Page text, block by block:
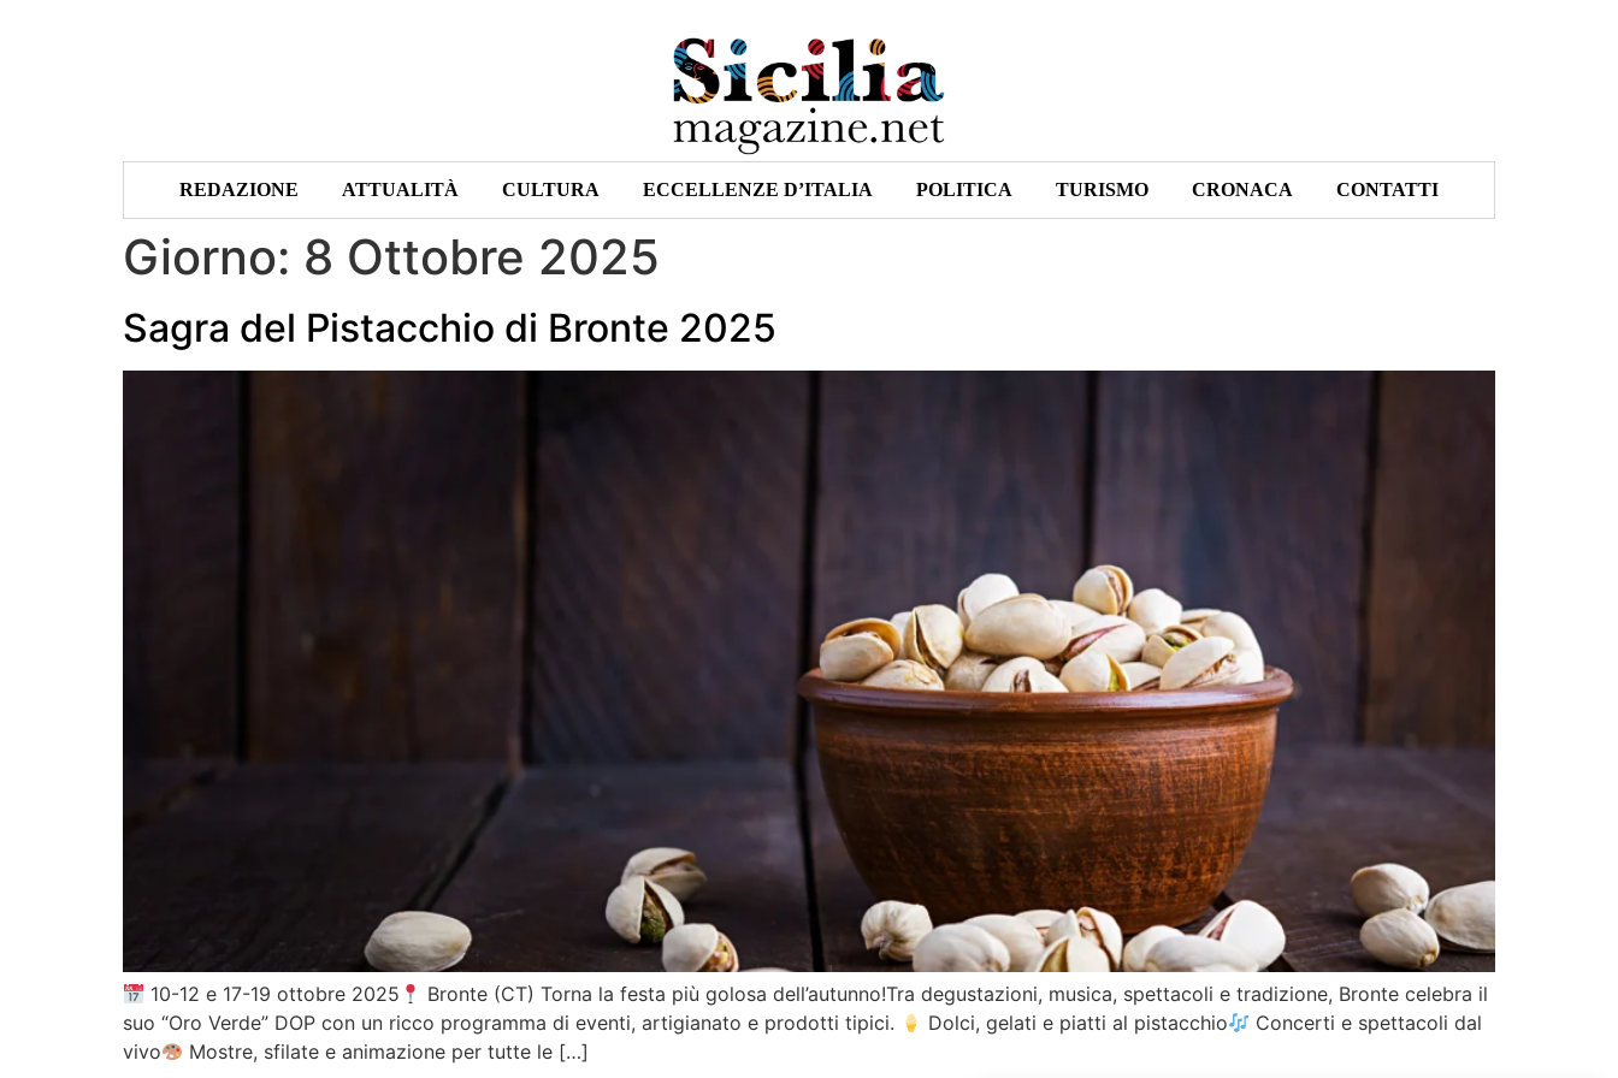
REDAZIONE ATTUALITÀ CULTURA ECCELLENZE D’ITALIA POLITICA TURISMO CRONACA CONTATTI
Giorno: 8 Ottobre 2025
Sagra del Pistacchio di Bronte 2025
10-12 e 17-19 ottobre 2025
Bronte (CT) Torna la festa più golosa dell’autunno!Tra degustazioni, musica, spettacoli e tradizione, Bronte celebra il
suo “Oro Verde” DOP con un ricco programma di eventi, artigianato e prodotti tipici.
Dolci, gelati e piatti al pistacchio
Concerti e spettacoli dal
vivo
Mostre, sfilate e animazione per tutte le […]